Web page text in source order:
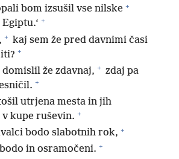
bom izsušil vse nilske +
+
+ kaj sem že pred davnimi časi
+
domislil že zdavnaj, + zdaj pa
+
utrjena mesta in jih
kupe ruševin. +
bodo slabotnih rok, +
in osramočeni. +